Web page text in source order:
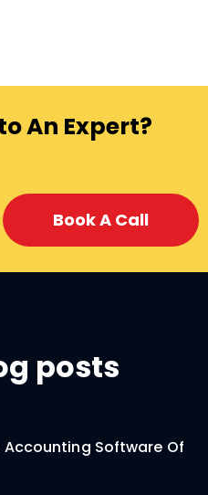
An Expert?
Book A Call
posts
Accounting Software Of